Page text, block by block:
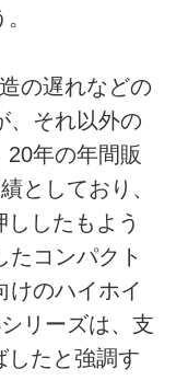
の遅れなどの
、それ以外の
20年の年間販
としており、
したもよう
たコンパクト
けのハイホイ
リーズは、支
したと強調す